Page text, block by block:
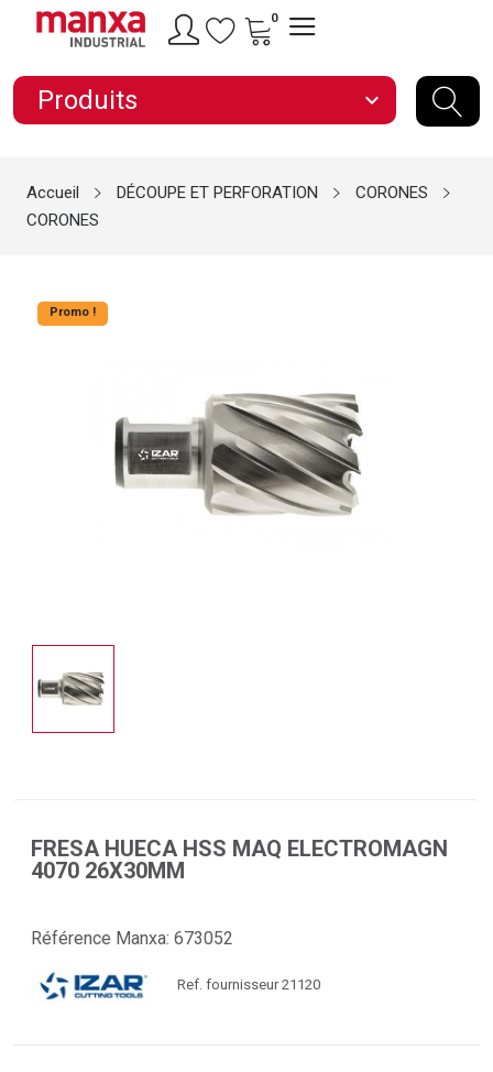
0
Produits expand_more
Accueil DÉCOUPE ET PERFORATION
CORONES
CORONES
Promo !
FRESA HUECA HSS MAQ ELECTROMAGN
4070 26X30MM
Référence Manxa: 673052
Ref. fournisseur 21120